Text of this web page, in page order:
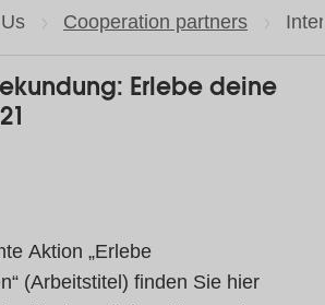
Cooperation partners
Erlebe deine
Aktion „Erlebe
(Arbeitstitel) finden Sie hier